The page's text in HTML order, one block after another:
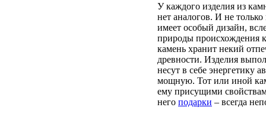
У каждого изделия из
нет аналогов. И не
имеет особый дизайн,
природы происхождения
камень хранит некий
древности. Изделия
несут в себе энергетику
мощную. Тот или иной
ему присущими
него подарки – всегда